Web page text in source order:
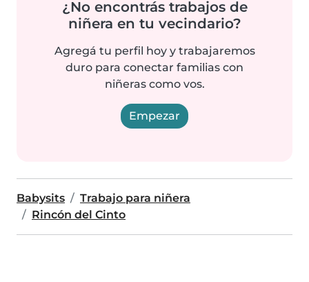
¿No encontrás trabajos de
niñera en tu vecindario?
Agregá tu perfil hoy y trabajaremos
duro para conectar familias con
niñeras como vos.
Empezar
Babysits
Trabajo para niñera
Rincón del Cinto